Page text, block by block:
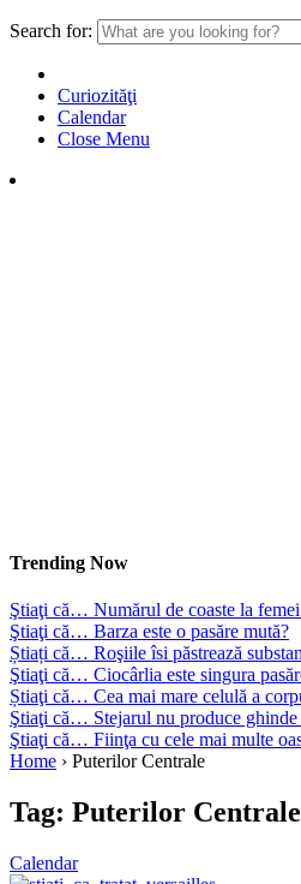
Search for:
Curiozităţi
Calendar
Close Menu
Trending Now
Ştiaţi că… Numărul de coaste la femei
Ştiaţi că… Barza este o pasăre mută?
Știați că… Roşiile îsi păstrează
Ştiaţi că… Ciocârlia este singura
Știaţi că… Cea mai mare celulă a
Ştiaţi că… Stejarul nu produce ghinde
Ştiaţi că… Fiinţa cu cele mai multe
Home › Puterilor Centrale
Tag: Puterilor Centrale
Calendar